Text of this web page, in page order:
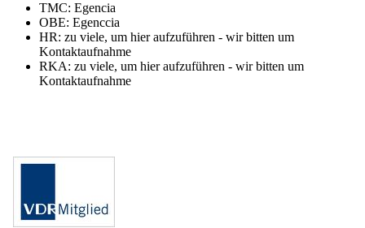
TMC: Egencia
OBE: Egenccia
HR: zu viele, um hier aufzuführen - wir bitten um
Kontaktaufnahme
RKA: zu viele, um hier aufzuführen - wir bitten um
Kontaktaufnahme